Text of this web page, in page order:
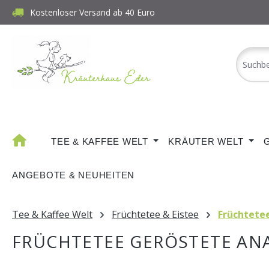
Hauptinhalt springen
Zur Suche springen
Zur Hauptnavigation springen
Kostenloser Versand ab 40 Euro
TEE & KAFFEE WELT KRÄUTER WELT
ANGEBOTE & NEUHEITEN
Tee & Kaffee Welt Früchtetee & Eistee
FRÜCHTETEE GERÖSTETE